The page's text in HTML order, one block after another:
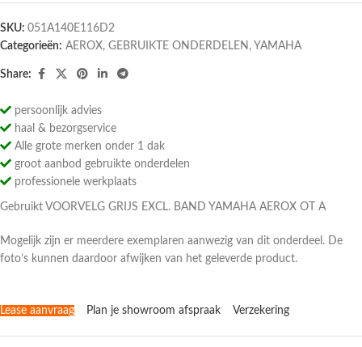
SKU: 051A140E116D2
Categorieën: AEROX, GEBRUIKTE ONDERDELEN , YAMAHA
Share:
persoonlijk advies
haal & bezorgservice
Alle grote merken onder 1 dak
groot aanbod gebruikte onderdelen
professionele werkplaats
Gebruikt VOORVELG GRIJS EXCL. BAND YAMAHA AEROX OT A
Mogelijk zijn er meerdere exemplaren aanwezig van dit onderdeel. De
foto’s kunnen daardoor afwijken van het geleverde product.
Lease aanvraag Plan je showroom afspraak Verzekering